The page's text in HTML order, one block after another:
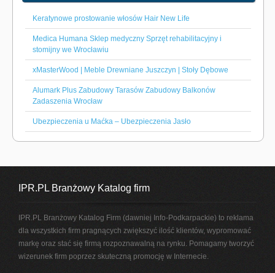
Keratynowe prostowanie włosów Hair New Life
Medica Humana Sklep medyczny Sprzęt rehabilitacyjny i
stomijny we Wrocławiu
xMasterWood | Meble Drewniane Juszczyn | Stoły Dębowe
Alumark Plus Zabudowy Tarasów Zabudowy Balkonów
Zadaszenia Wrocław
Ubezpieczenia u Maćka – Ubezpieczenia Jasło
IPR.PL Branżowy Katalog firm
IPR.PL Branżowy Katalog Firm (dawniej Info-Podkarpackie) to reklama
dla wszystkich firm pragnących zwiększyć ilość klientów, wypromować
markę oraz stać się firmą rozpoznawalną na rynku. Pomagamy tworzyć
wizerunek firm poprzez skuteczną promocję w Internecie.